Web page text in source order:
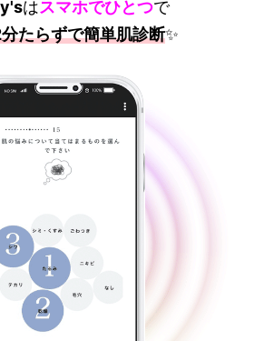
はスマホでひとつで
たらずで簡単肌診断✨